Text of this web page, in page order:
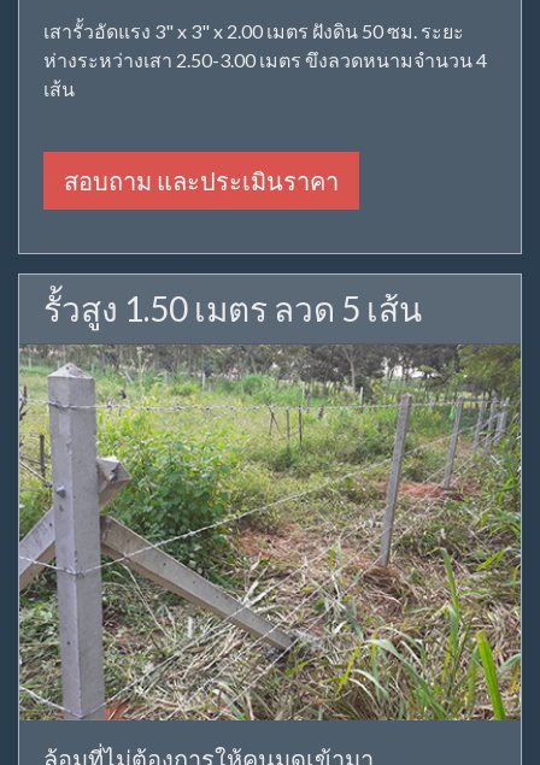
เสารั้วอัดแรง 3" x 3" x 2.00 เมตร ฝังดิน 50 ซม. ระยะ
ห่างระหว่างเสา 2.50-3.00 เมตร ขึงลวดหนามจำนวน 4
เส้น
สอบถาม และประเมินราคา
รั้วสูง 1.50 เมตร ลวด 5 เส้น
ล้อมที่ไม่ต้องการให้คนมุดเข้ามา